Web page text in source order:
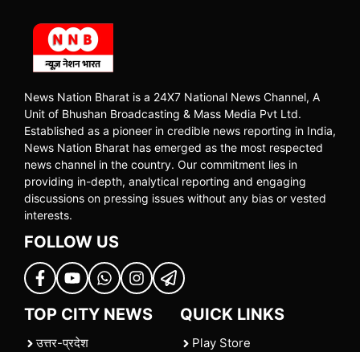
News Nation Bharat is a 24X7 National News Channel, A
Unit of Bhushan Broadcasting & Mass Media Pvt Ltd.
Established as a pioneer in credible news reporting in India,
News Nation Bharat has emerged as the most respected
news channel in the country. Our commitment lies in
providing in-depth, analytical reporting and engaging
discussions on pressing issues without any bias or vested
interests.
FOLLOW US
TOP CITY NEWS
उत्तर-प्रदेश
QUICK LINKS
Play Store